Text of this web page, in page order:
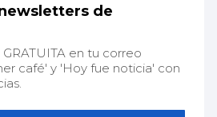
de
en tu correo
café' y 'Hoy fue noticia' con